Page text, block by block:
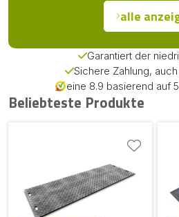
alle
Garantiert der
Sichere Zahlung,
eine 8.9 basierend auf
Beliebteste Produkte